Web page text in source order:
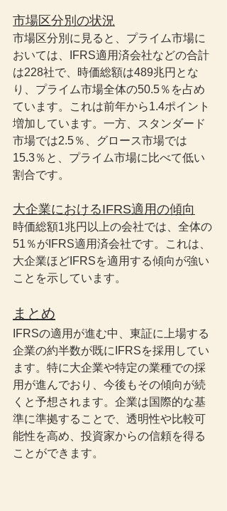
市場区分別の状況
市場区分別に見ると、プライム市場に
おいては、IFRS適用済会社などの合計
は228社で、時価総額は489兆円とな
り、プライム市場全体の50.5％を占め
ています。これは前年から1.4ポイント
増加しています。一方、スタンダード
市場では2.5％、グロース市場では
15.3％と、プライム市場に比べて低い
割合です。
大企業におけるIFRS適用の傾向
時価総額1兆円以上の会社では、全体の
51％がIFRS適用済会社です。これは、
大企業ほどIFRSを適用する傾向が強い
ことを示しています。
まとめ
IFRSの適用が進む中、東証に上場する
企業の約半数が既にIFRSを採用してい
ます。特に大企業や特定の業種での採
用が進んでおり、今後もその傾向が続
くと予想されます。企業は国際的な基
準に準拠することで、透明性や比較可
能性を高め、投資家からの信頼を得る
ことができます。